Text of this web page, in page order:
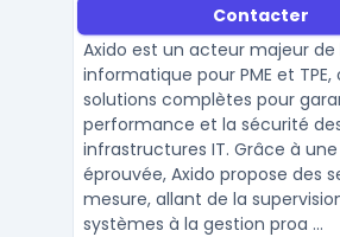
Contacter
Axido est un acteur majeur de
informatique pour PME et
solutions complètes pour
performance et la sécurité
infrastructures IT. Grâce à
éprouvée, Axido propose des
mesure, allant de la
systèmes à la gestion proa ...